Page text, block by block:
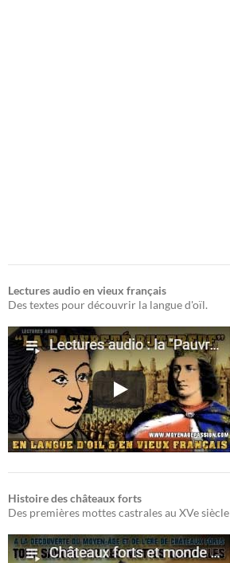
Lectures audio en vieux français
Des textes pour découvrir la langue d'oïl.
Histoire des châteaux forts
Des premières mottes castrales au XVe siècle